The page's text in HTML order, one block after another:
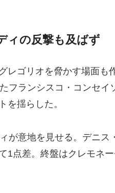
ィの反撃も及ばず
レゴリオを脅かす場面
フランシスコ・コンセ
を揺らした。
が意地を見せる。デニ
1点差。終盤はクレモネ